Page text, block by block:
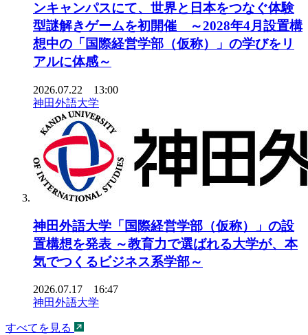
ンキャンパスにて、世界と日本をつなぐ体験
型謎解きゲームを初開催 ～2028年4月設置構
想中の「国際経営学部（仮称）」の学びをリ
アルに体感～
2026.07.22 13:00
神田外語大学
神田外語大学「国際経営学部（仮称）」の設
置構想を発表 ～教育力で選ばれる大学が、本
気でつくるビジネス系学部～
2026.07.17 16:47
神田外語大学
すべてを見る